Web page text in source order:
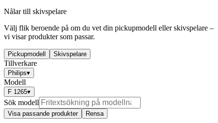
Nålar till skivspelare
Välj flik beroende på om du vet din pickupmodell eller skivspelare –
vi visar produkter som passar.
Pickupmodell Skivspelare
Tillverkare
Philips▾
Modell
F 1265▾
Sök modell
Visa passande produkter Rensa